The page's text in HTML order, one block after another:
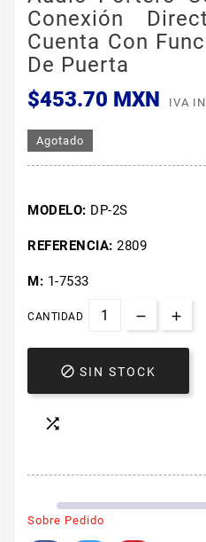
Conexión
Cuenta Con
De Puerta
$453.70 MXN
IVA
Agotado
MODELO: DP-2S
REFERENCIA: 2809
M: 1-7533
CANTIDAD
 SIN STOCK

Sobre Pedido